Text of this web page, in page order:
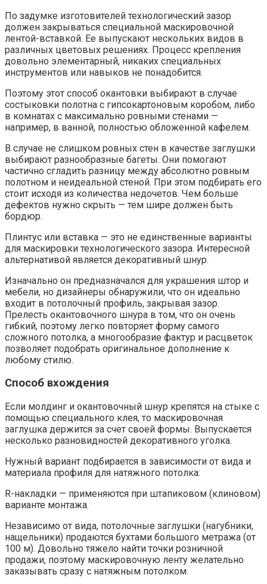
По задумке изготовителей технологический зазор
должен закрываться специальной маскировочной
лентой-вставкой. Ее выпускают нескольких видов в
различных цветовых решениях. Процесс крепления
довольно элементарный, никаких специальных
инструментов или навыков не понадобится.
Поэтому этот способ окантовки выбирают в случае
состыковки полотна с гипсокартоновым коробом, либо
в комнатах с максимально ровными стенами —
например, в ванной, полностью обложенной кафелем.
В случае не слишком ровных стен в качестве заглушки
выбирают разнообразные багеты. Они помогают
частично сгладить разницу между абсолютно ровным
полотном и неидеальной стеной. При этом подбирать его
стоит исходя из количества недочетов. Чем больше
дефектов нужно скрыть — тем шире должен быть
бордюр.
Плинтус или вставка — это не единственные варианты
для маскировки технологического зазора. Интересной
альтернативой является декоративный шнур.
Изначально он предназначался для украшения штор и
мебели, но дизайнеры обнаружили, что он идеально
входит в потолочный профиль, закрывая зазор.
Прелесть окантовочного шнура в том, что он очень
гибкий, поэтому легко повторяет форму самого
сложного потолка, а многообразие фактур и расцветок
позволяет подобрать оригинальное дополнение к
любому стилю.
Способ вхождения
Если молдинг и окантовочный шнур крепятся на стыке с
помощью специального клея, то маскировочная
заглушка держится за счет своей формы. Выпускается
несколько разновидностей декоративного уголка.
Нужный вариант подбирается в зависимости от вида и
материала профиля для натяжного потолка:
R-накладки — применяются при штапиковом (клиновом)
варианте монтажа.
Независимо от вида, потолочные заглушки (нагубники,
нащельники) продаются бухтами большого метража (от
100 м). Довольно тяжело найти точки розничной
продажи, поэтому маскировочную ленту желательно
заказывать сразу с натяжным потолком.